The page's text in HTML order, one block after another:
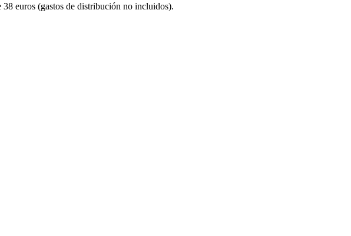
38 euros (gastos de distribución no incluidos).